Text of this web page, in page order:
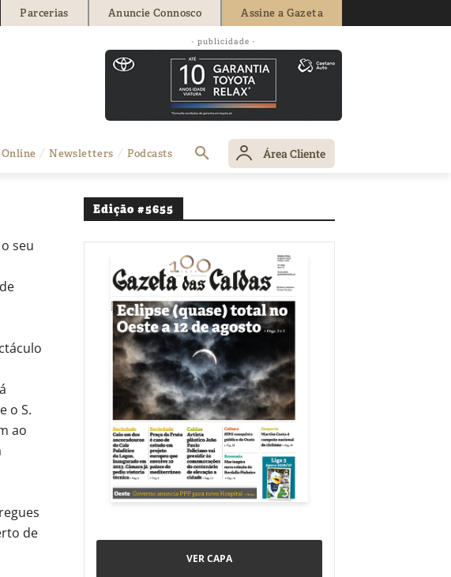
Parcerias Anuncie Connosco Assine a Gazeta
- publicidade -
Newsletters Podcasts Área Cliente
da Sociedade
seu
o S.
ao
de
Edição #5655
VER CAPA